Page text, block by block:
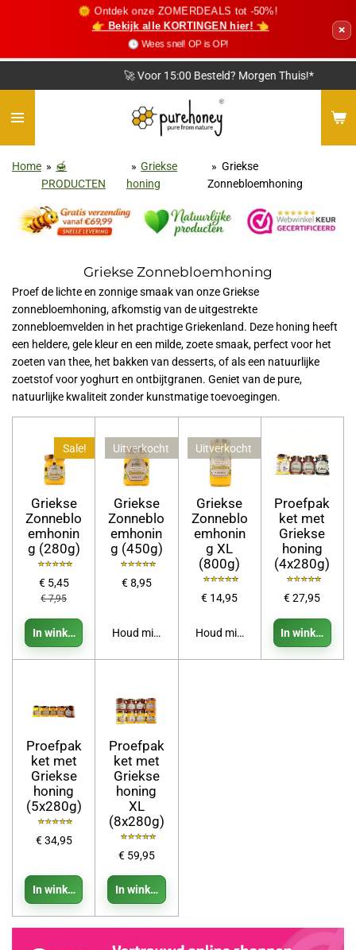
🌞 Ontdek onze ZOMERDEALS tot -50%!
👉 Bekijk alle KORTINGEN hier! 👈
🕓 Wees snel! OP is OP!
×
🚀 Voor 15:00 Besteld? Morgen Thuis!*
Home » 🍯
PRODUCTEN
» Griekse
honing
» Griekse
Zonnebloemhoning
Griekse Zonnebloemhoning
Proef de lichte en zonnige smaak van onze Griekse
zonnebloemhoning, afkomstig van de uitgestrekte
zonnebloemvelden in het prachtige Griekenland. Deze honing heeft
een heldere, gele kleur en een milde, zoete smaak, perfect voor het
zoeten van thee, het bakken van desserts, of als een natuurlijke
zoetstof voor yoghurt en ontbijtgranen. Geniet van de pure,
natuurlijke kwaliteit zonder kunstmatige toevoegingen.
Sale!
Griekse
Zonneblo
emhonin
g (280g)
€ 5,45
€ 7,95
In winkelwagen
Uitverkocht
Griekse
Zonneblo
emhonin
g (450g)
€ 8,95
Houd mij op de hoogte
Uitverkocht
Griekse
Zonneblo
emhonin
g XL
(800g)
€ 14,95
Houd mij op de hoogte
Proefpak
ket met
Griekse
honing
(4x280g)
€ 27,95
In
Proefpak
ket met
Griekse
honing
(5x280g)
€ 34,95
In winkelwagen
Proefpak
ket met
Griekse
honing
XL
(8x280g)
€ 59,95
In winkelwagen